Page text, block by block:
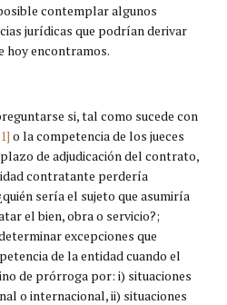
contemplar algunos
jurídicas que podrían derivar
hoy encontramos.
si, tal como sucede con
o la competencia de los jueces
de adjudicación del contrato,
contratante perdería
sería el sujeto que asumiría
el bien, obra o servicio?;
excepciones que
de la entidad cuando el
de prórroga por: i) situaciones
o internacional, ii) situaciones